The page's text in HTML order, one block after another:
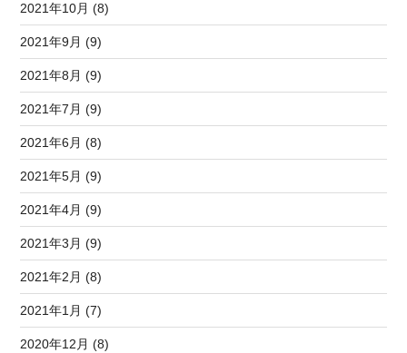
2021年10月 (8)
2021年9月 (9)
2021年8月 (9)
2021年7月 (9)
2021年6月 (8)
2021年5月 (9)
2021年4月 (9)
2021年3月 (9)
2021年2月 (8)
2021年1月 (7)
2020年12月 (8)